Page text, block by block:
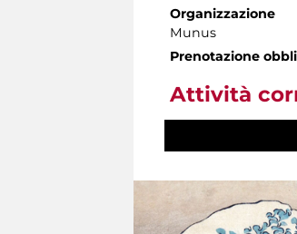
Organizzazione
Munus
Prenotazione
Attività